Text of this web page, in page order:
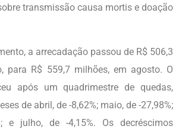
transmissão causa mortis e doação
a arrecadação passou de R$ 506,3
para R$ 559,7 milhões, em agosto. O
após um quadrimestre de quedas,
de abril, de -8,62%; maio, de -27,98%;
e julho, de -4,15%. Os decréscimos